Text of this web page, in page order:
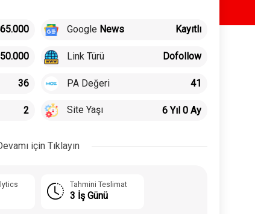
Google News Kayıtlı
Link Türü Dofollow
36 PA Değeri 41
2 Site Yaşı 6 Yıl 0 Ay
için Tıklayın
Tahmini Teslimat
3 İş Günü